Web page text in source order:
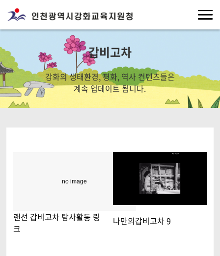
갑비고차
강화의 생태환경, 평화, 역사 컨텐츠들은
계속 업데이트 됩니다.
no image
랜선 갑비고차 탐사활동 링
크
나만의갑비고차 9